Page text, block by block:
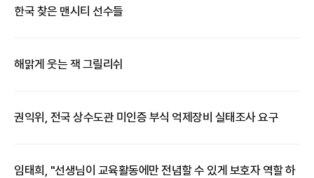
한국 찾은 맨시티 선수들
해맑게 웃는 잭 그릴리쉬
권익위, 전국 상수도관 미인증 부식 억제장비 실태조사 요구
임태희, "선생님이 교육활동에만 전념할 수 있게 보호자 역할 하